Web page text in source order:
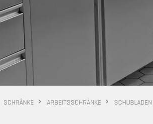
SCHRÄNKE ARBEITSSCHRÄNKE